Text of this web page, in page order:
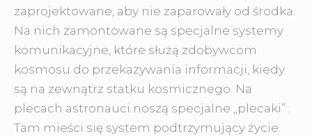
zaprojektowane, aby nie zaparowały od środka.
Na nich zamontowane są specjalne systemy
komunikacyjne, które służą zdobywcom
kosmosu do przekazywania informacji, kiedy
są na zewnątrz statku kosmicznego. Na
plecach astronauci noszą specjalne „plecaki” .
Tam mieści się system podtrzymujący życie.